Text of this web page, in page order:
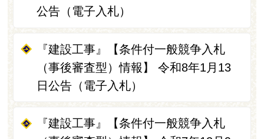
公告（電子入札）
『建設工事』【条件付一般競争入札
（事後審査型）情報】 令和8年1月13
日公告（電子入札）
『建設工事』【条件付一般競争入札